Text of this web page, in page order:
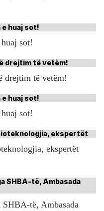
sot!
drejtim të vetëm!
sot!
ekspertët
të, Ambasada